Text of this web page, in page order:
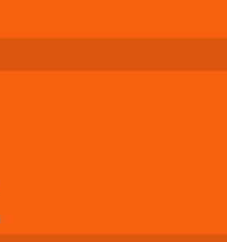
от вымывания
блеск и позволяет
цвет.